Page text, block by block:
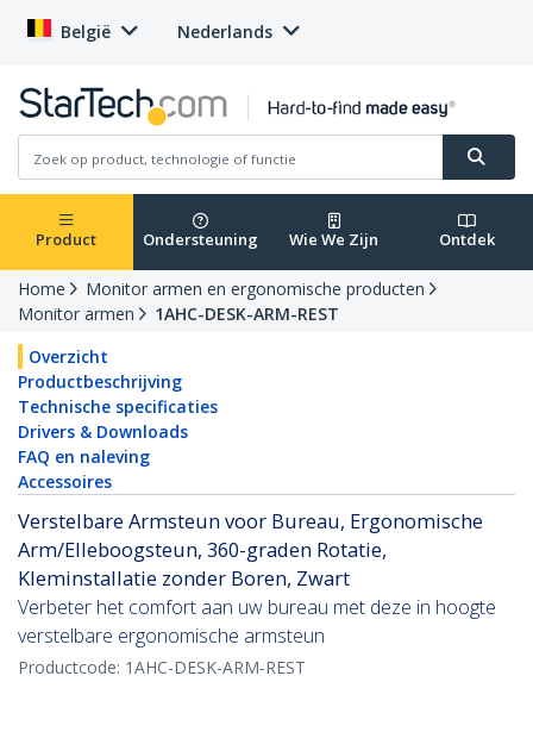
België Nederlands
Product Ondersteuning Wie We Zijn Ontdek
Home
Monitor armen en ergonomische producten
Monitor armen
1AHC-DESK-ARM-REST
Overzicht
Productbeschrijving
Technische specificaties
Drivers & Downloads
FAQ en naleving
Accessoires
Verstelbare Armsteun voor Bureau, Ergonomische
Arm/Elleboogsteun, 360-graden Rotatie,
Kleminstallatie zonder Boren, Zwart
Verbeter het comfort aan uw bureau met deze in hoogte
verstelbare ergonomische armsteun
Productcode: 1AHC-DESK-ARM-REST